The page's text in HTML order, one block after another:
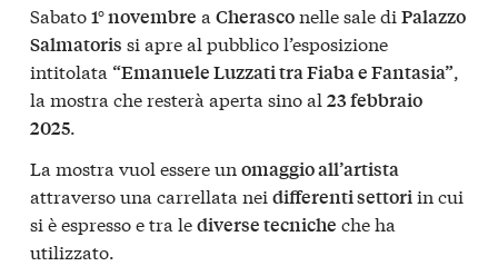
Sabato1° novembre a Cherasconelle sale di Palazzo
Salmatoris si apre al pubblico l’esposizione
intitolata “Emanuele Luzzati tra Fiaba e Fantasia”,
la mostra che resterà aperta sino al 23 febbraio
2025.
La mostra vuol essere un omaggio all’artista
attraverso una carrellata nei differenti settoriin cui
si è espresso e tra lediverse tecniche che ha
utilizzato.